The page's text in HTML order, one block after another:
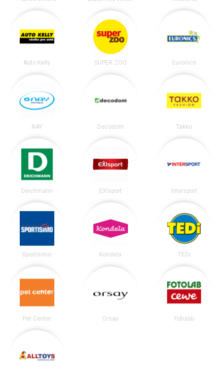
Auto Kelly SUPER ZOO Euronics
NAY Decodom Takko
Deichmann EXIsport Intersport
Sportisimo Kondela TEDi
Pet Center Orsay Fotolab